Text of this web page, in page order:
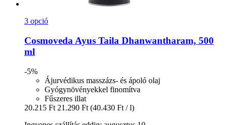
3 opció
Cosmoveda Ayus Taila Dhanwantharam, 500
ml
-5%
Ájurvédikus masszázs- és ápoló olaj
Gyógynövényekkel finomítva
Fűszeres illat
20.215 Ft 21.290 Ft (40.430 Ft / l)